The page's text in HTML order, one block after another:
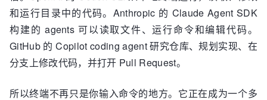
和运行目录中的代码。Anthropic 的 Claude Agent SDK
构建的 agents 可以读取文件、运行命令和编辑代码。
GitHub 的 Copilot coding agent 研究仓库、规划实现、在
分支上修改代码，并打开 Pull Request。
所以终端不再只是你输入命令的地方。它正在成为一个多